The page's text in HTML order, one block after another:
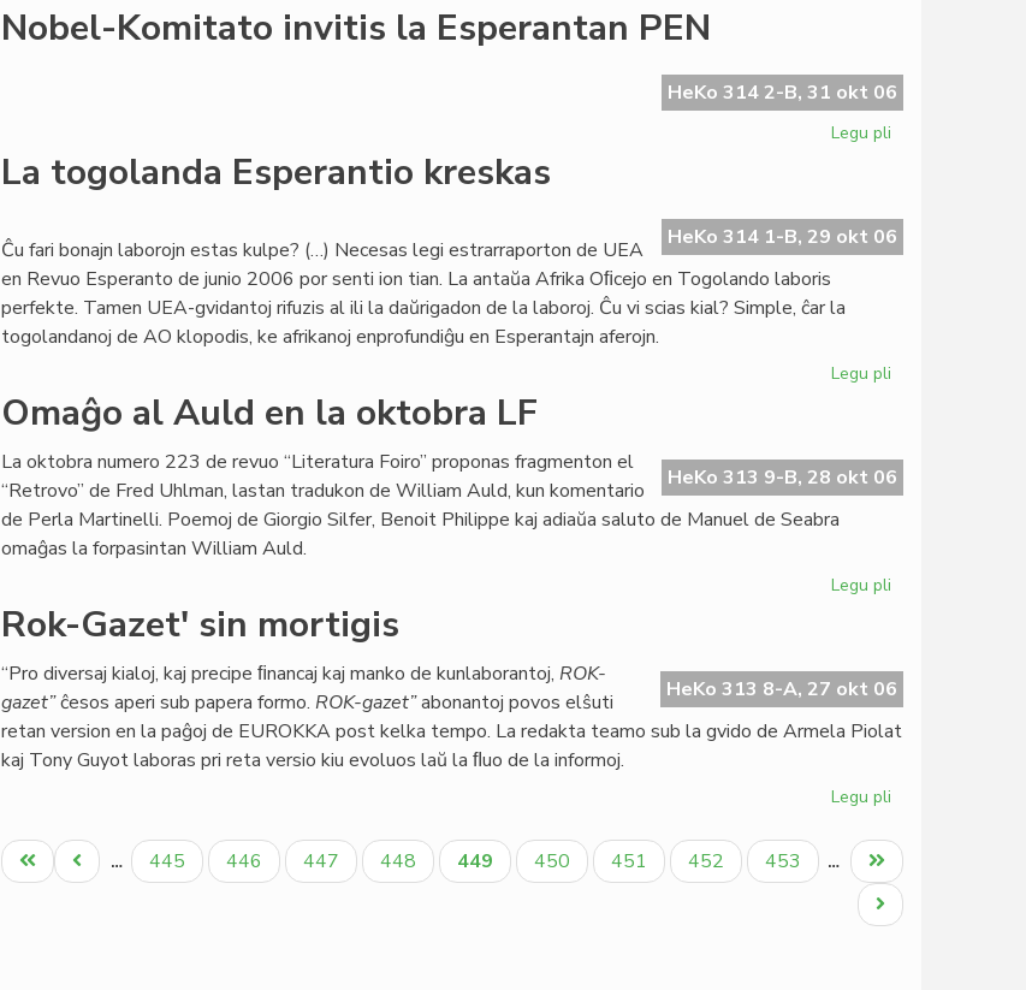
la
direktivo
Nobel-Komitato invitis la Esperantan PEN
HeKo 314 2-B, 31 okt 06
Legu pli
la
Esperantan
La togolanda Esperantio kreskas
HeKo 314 1-B, 29 okt 06
Ĉu fari bonajn laborojn estas kulpe? (…) Necesas legi estrarraporton de UEA
en Revuo Esperanto de junio 2006 por senti ion tian. La antaŭa Afrika Oﬁcejo en Togolando laboris
perfekte. Tamen UEA-gvidantoj rifuzis al ili la daŭrigadon de la laboroj. Ĉu vi scias kial? Simple, ĉar la
togolandanoj de AO klopodis, ke afrikanoj enprofundiĝu en Esperantajn aferojn.
Legu pli
kreskas
Omaĝo al Auld en la oktobra LF
HeKo 313 9-B, 28 okt 06
La oktobra numero 223 de revuo “Literatura Foiro” proponas fragmenton el
“Retrovo” de Fred Uhlman, lastan tradukon de William Auld, kun komentario
de Perla Martinelli. Poemoj de Giorgio Silfer, Benoit Philippe kaj adiaŭa saluto de Manuel de Seabra
omaĝas la forpasintan William Auld.
Legu pli
en
la
oktobra
Rok-Gazet' sin mortigis
HeKo 313 8-A, 27 okt 06
“Pro diversaj kialoj, kaj precipe ﬁnancaj kaj manko de kunlaborantoj, ROK-
gazet”ĉesos aperi sub papera formo. ROK-gazet”abonantoj povos elŝuti
retan version en la paĝoj de EUROKKA post kelka tempo. La redakta teamo sub la gvido de Armela Piolat
kaj Tony Guyot laboras pri reta versio kiu evoluos laŭ la ﬂuo de la informoj.
Legu pli
Gazet'
sin
mortigis
Pagination
Unua
paĝo
Antaŭa
paĝo
… Paĝo
445 Paĝo
446 Paĝo
447 Paĝo
448
Aktuala
paĝo
449 Paĝo
450 Paĝo
451 Paĝo
452 Paĝo
453 …
Last
page
Next
page